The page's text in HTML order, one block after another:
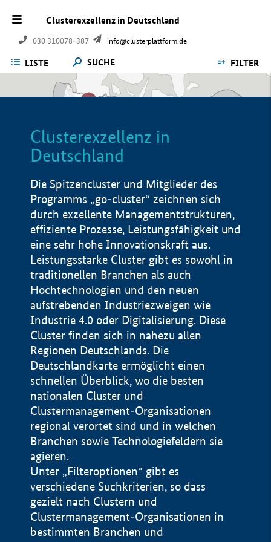
Clusterexzellenz in Deutschland
030 310078-387 info@clusterplattform.de
LISTE SUCHE FILTER
Clusterexzellenz in
Deutschland
Die Spitzencluster und Mitglieder des
Programms „go-cluster“ zeichnen sich
durch exzellente Managementstrukturen,
effiziente Prozesse, Leistungsfähigkeit und
eine sehr hohe Innovationskraft aus.
Leistungsstarke Cluster gibt es sowohl in
traditionellen Branchen als auch
Hochtechnologien und den neuen
aufstrebenden Industriezweigen wie
Industrie 4.0 oder Digitalisierung. Diese
Cluster finden sich in nahezu allen
Regionen Deutschlands. Die
Deutschlandkarte ermöglicht einen
schnellen Überblick, wo die besten
nationalen Cluster und
Clustermanagement-Organisationen
regional verortet sind und in welchen
Branchen sowie Technologiefeldern sie
agieren.
Unter „Filteroptionen“ gibt es
verschiedene Suchkriterien, so dass
gezielt nach Clustern und
Clustermanagement-Organisationen in
bestimmten Branchen und
Impressum
Datenschutzerklärung
BMWE, 2026 ©
100 km © Geobasis-DE / BKG 2015